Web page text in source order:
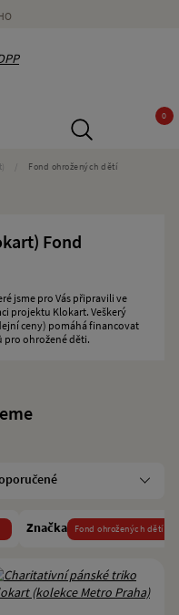
0
Fond ohrožených dětí
Fond
jsme pro Vás připravili ve
projektu Klokart. Veškerý
ceny) pomáhá financovat
pro ohrožené děti.
Značka Fond ohrožených dětí